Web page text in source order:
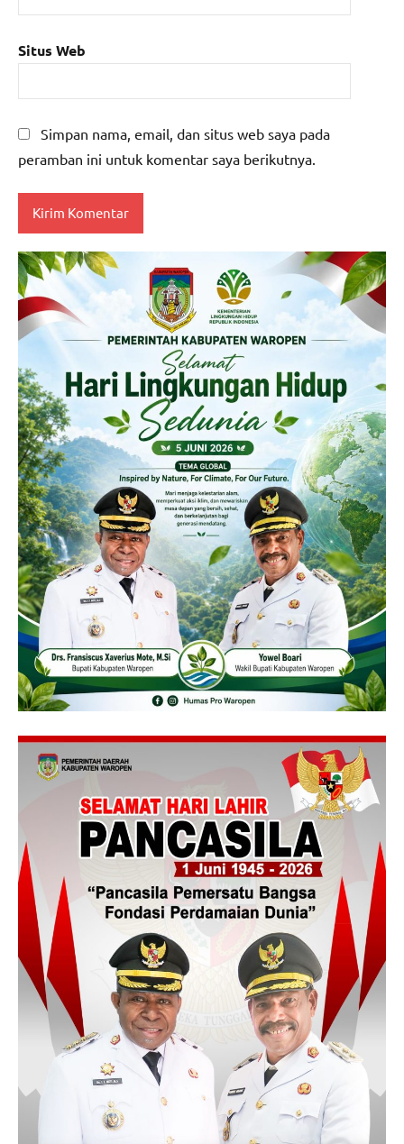
Situs Web
Simpan nama, email, dan situs web saya pada
peramban ini untuk komentar saya berikutnya.